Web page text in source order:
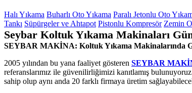
Halı Yıkama Buharlı Oto Yıkama Paralı Jetonlu Oto
Tankı Süpürgeler ve Ahtapot Pistonlu Kompresör Zemin
Seybar Koltuk Yıkama Makinaları
SEYBAR MAKİNA: Koltuk Yıkama Makinalarında
2005 yılından bu yana faaliyet gösteren SEYBAR
referanslarımız ile güvenilirliğimizi kanıtlamış
sahip olup aynı anda 20 farklı firmaya üretim